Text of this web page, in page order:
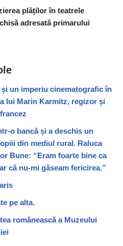
plăților în teatrele
adresată primarului
un imperiu cinematografic în
lui Marin Karmitz, regizor și
o bancă și a deschis un
din mediul rural. Raluca
Bune: “Eram foarte bine ca
că nu-mi găseam fericirea.”
pe alta.
românească a Muzeului